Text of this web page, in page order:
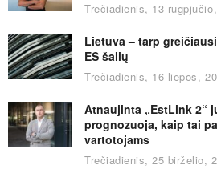
Trečiadienis, 13
Lietuva – tarp
ES šalių
Trečiadienis, 16 liepos,
Atnaujinta „EstLink 2“
prognozuoja, kaip tai
vartotojams
Trečiadienis, 25 birželio,